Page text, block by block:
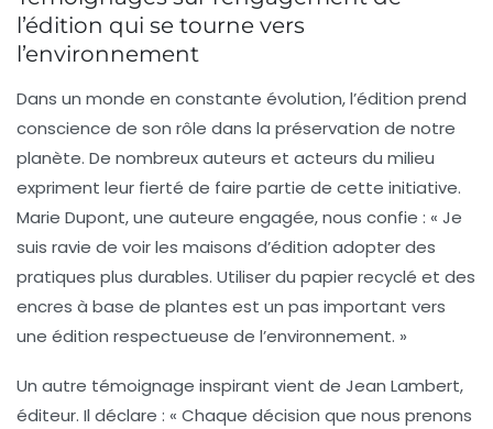
l’édition qui se tourne vers
l’environnement
Dans un monde en constante évolution, l’édition prend
conscience de son rôle dans la préservation de notre
planète. De nombreux auteurs et acteurs du milieu
expriment leur fierté de faire partie de cette initiative.
Marie Dupont, une auteure engagée, nous confie : « Je
suis ravie de voir les maisons d’édition adopter des
pratiques plus durables. Utiliser du papier recyclé et des
encres à base de plantes est un pas important vers
une édition respectueuse de l’environnement. »
Un autre témoignage inspirant vient de Jean Lambert,
éditeur. Il déclare : « Chaque décision que nous prenons